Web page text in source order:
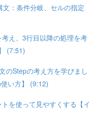
：条件分岐、セルの指定
え、3行目以降の処理を考
(7:51)
のStepの考え方を学びまし
い方】 (9:12)
を使って見やすくする【イ